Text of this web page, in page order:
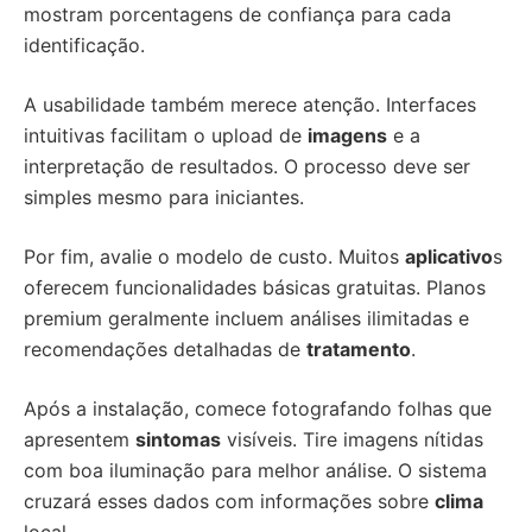
mostram porcentagens de confiança para cada
identificação.
A usabilidade também merece atenção. Interfaces
intuitivas facilitam o upload de imagens e a
interpretação de resultados. O processo deve ser
simples mesmo para iniciantes.
Por fim, avalie o modelo de custo. Muitos aplicativos
oferecem funcionalidades básicas gratuitas. Planos
premium geralmente incluem análises ilimitadas e
recomendações detalhadas de tratamento.
Após a instalação, comece fotografando folhas que
apresentem sintomas visíveis. Tire imagens nítidas
com boa iluminação para melhor análise. O sistema
cruzará esses dados com informações sobre clima